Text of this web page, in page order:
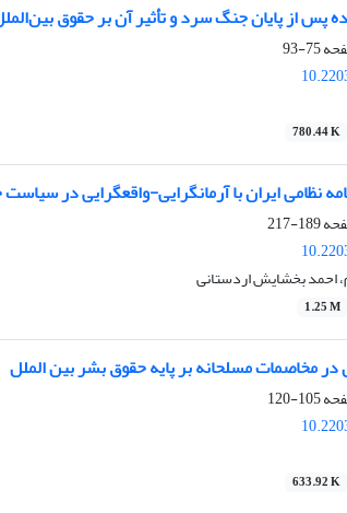
پس از پایان جنگ سرد و تأثیر آن بر حقوق
75-93
780.44 K
ایران با آرمان‏گرایی-واقع‏گرایی در سیاست خارجی
189-217
احمد بخشایش اردستانی
1.25 M
مخاصمات مسلحانه بر پایه حقوق بشر بین الملل
105-120
633.92 K